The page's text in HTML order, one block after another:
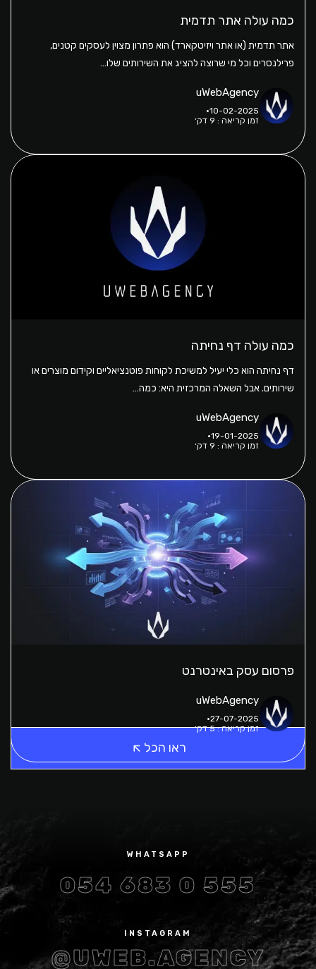
כמה עולה אתר תדמית
אתר תדמית (או אתר ויזיטקארד) הוא פתרון מצוין לעסקים קטנים,
פרילנסרים וכל מי שרוצה להציג את השירותים שלו…
uWebAgency
10-02-2025
זמן קריאה : 9 דק׳
כמה עולה דף נחיתה
דף נחיתה הוא כלי יעיל למשיכת לקוחות פוטנציאליים וקידום מוצרים או
שירותים. אבל השאלה המרכזית היא: כמה…
uWebAgency
19-01-2025
זמן קריאה : 9 דק׳
פרסום עסק באינטרנט
uWebAgency
27-07-2025
זמן קריאה : 5 דק׳
ראו הכל
WHATSAPP
054 683 0 555
INSTAGRAM
@UWEB.AGENCY